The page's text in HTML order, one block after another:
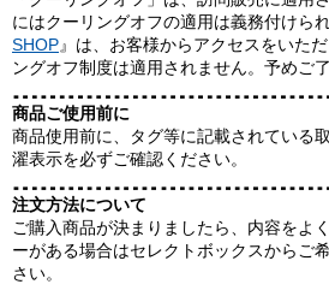
にはクーリングオフの適用は義務付けら
SHOP』は、お客様からアクセスをいた
ングオフ制度は適用されません。予めご
商品ご使用前に
商品使用前に、タグ等に記載されている
濯表示を必ずご確認ください。
注文方法について
ご購入商品が決まりましたら、内容をよ
ーがある場合はセレクトボックスからご
さい。